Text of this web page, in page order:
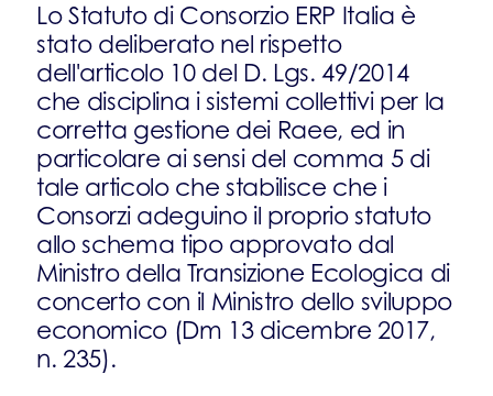
Lo Statuto di Consorzio ERP Italia è
stato deliberato nel rispetto
dell'articolo 10 del D. Lgs. 49/2014
che disciplina i sistemi collettivi per la
corretta gestione dei Raee, ed in
particolare ai sensi del comma 5 di
tale articolo che stabilisce che i
Consorzi adeguino il proprio statuto
allo schema tipo approvato dal
Ministro della Transizione Ecologica di
concerto con il Ministro dello sviluppo
economico (Dm 13 dicembre 2017,
n. 235).